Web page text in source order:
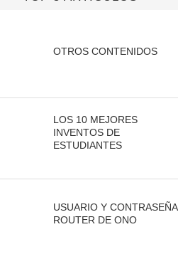
OTROS CONTENIDOS
LOS 10 MEJORES
INVENTOS DE
ESTUDIANTES
USUARIO Y CONTRASEÑA
ROUTER DE ONO